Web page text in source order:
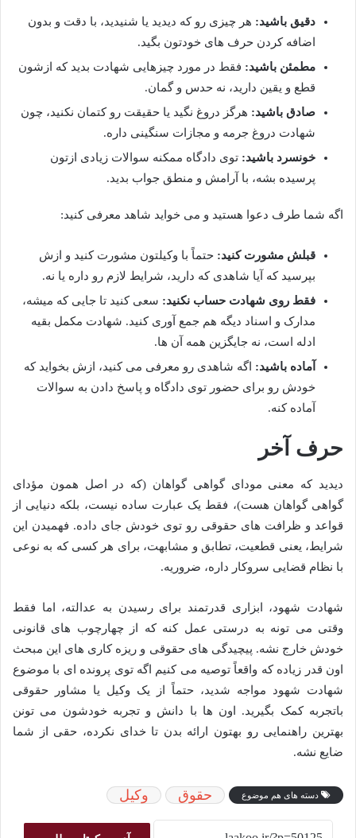
دقیق باشید: هر چیزی رو که دیدید یا شنیدید، با دقت و بدون
اضافه کردن حرف های خودتون بگید.
مطمئن باشید: فقط در مورد چیزهایی شهادت بدید که ازشون
قطع و یقین دارید، نه حدس و گمان.
صادق باشید: هرگز دروغ نگید یا حقیقت رو کتمان نکنید، چون
شهادت دروغ جرمه و مجازات سنگینی داره.
خونسرد باشید: توی دادگاه ممکنه سوالات زیادی ازتون
پرسیده بشه، با آرامش و منطق جواب بدید.
اگه شما طرف دعوا هستید و می خواید شاهد معرفی کنید:
قبلش مشورت کنید: حتماً با وکیلتون مشورت کنید و ازش
بپرسید که آیا شاهدی که دارید، شرایط لازم رو داره یا نه.
فقط روی شهادت حساب نکنید: سعی کنید تا جایی که میشه،
مدارک و اسناد دیگه هم جمع آوری کنید. شهادت مکمل بقیه
ادله است، نه جایگزین همه آن ها.
آماده باشید: اگه شاهدی رو معرفی می کنید، ازش بخواید که
خودش رو برای حضور توی دادگاه و پاسخ دادن به سوالات
آماده کنه.
حرف آخر
دیدید که معنی مودای گواهی گواهان (که در اصل همون مؤدای
گواهی گواهان هست)، فقط یک عبارت ساده نیست، بلکه دنیایی از
قواعد و ظرافت های حقوقی رو توی خودش جای داده. فهمیدن این
شرایط، یعنی قطعیت، تطابق و مشابهت، برای هر کسی که به نوعی
با نظام قضایی سروکار داره، ضروریه.
شهادت شهود، ابزاری قدرتمند برای رسیدن به عدالته، اما فقط
وقتی می تونه به درستی عمل کنه که از چهارچوب های قانونی
خودش خارج نشه. پیچیدگی های حقوقی و ریزه کاری های این مبحث
اون قدر زیاده که واقعاً توصیه می کنیم اگه توی پرونده ای با موضوع
شهادت شهود مواجه شدید، حتماً از یک وکیل یا مشاور حقوقی
باتجربه کمک بگیرید. اون ها با دانش و تجربه خودشون می تونن
بهترین راهنمایی رو بهتون ارائه بدن تا خدای نکرده، حقی از شما
ضایع نشه.
دسته های هم موضوع حقوق وکیل